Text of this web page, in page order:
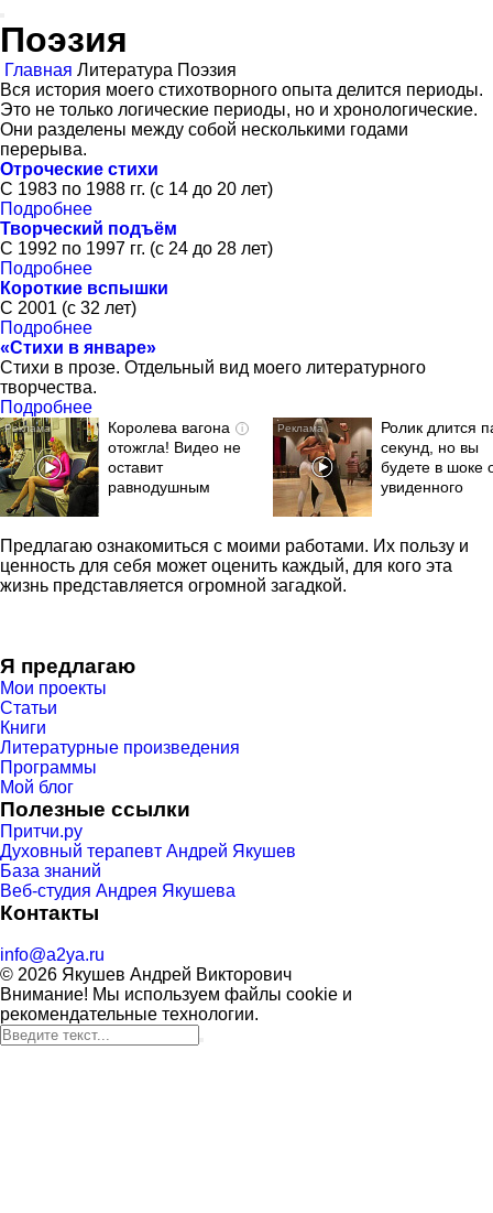
Поэзия
Главная Литература Поэзия
Вся история моего стихотворного опыта делится периоды.
Это не только логические периоды, но и хронологические.
Они разделены между собой несколькими годами
перерыва.
Отроческие стихи
С 1983 по 1988 гг. (с 14 до 20 лет)
Подробнее
Творческий подъём
C 1992 по 1997 гг. (с 24 до 28 лет)
Подробнее
Короткие вспышки
C 2001 (с 32 лет)
Подробнее
«Стихи в январе»
Стихи в прозе. Отдельный вид моего литературного
творчества.
Подробнее
i
Королева вагона
отожгла! Видео не
оставит
равнодушным
Ролик длится
секунд, но вы
будете в шоке
увиденного
Предлагаю ознакомиться с моими работами. Их пользу и
ценность для себя может оценить каждый, для кого эта
жизнь представляется огромной загадкой.
Я предлагаю
Мои проекты
Статьи
Книги
Литературные произведения
Программы
Мой блог
Полезные ссылки
Притчи.ру
Духовный терапевт Андрей Якушев
База знаний
Веб-студия Андрея Якушева
Контакты
info@a2ya.ru
© 2026 Якушев Андрей Викторович
Внимание! Мы используем файлы cookie и
рекомендательные технологии.